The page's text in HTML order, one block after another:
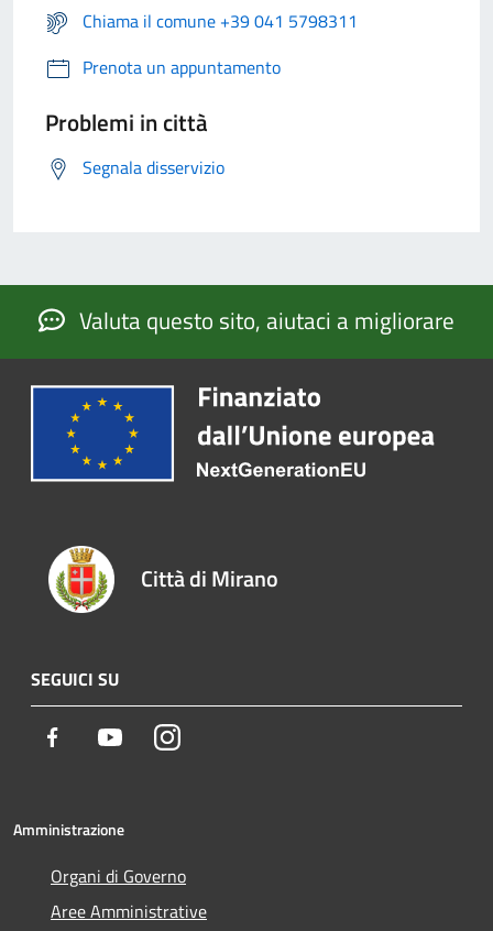
Chiama il comune +39 041 5798311
Prenota un appuntamento
Problemi in città
Segnala disservizio
Valuta questo sito, aiutaci a migliorare
Città di Mirano
SEGUICI SU
Facebook YoutubeInstagram
Amministrazione
Organi di Governo
Aree Amministrative